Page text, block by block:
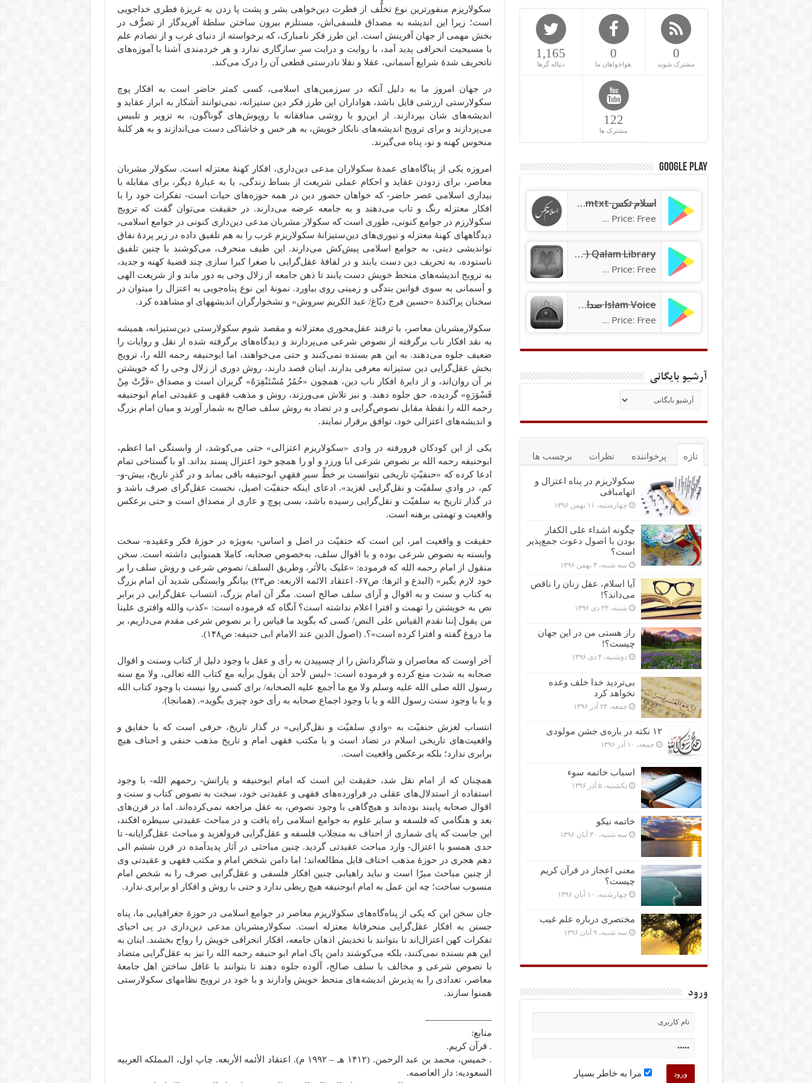
سکولاریزم منفورترین نوع تخلُّف از فطرت دین‌خواهی بشر و پشت پا زدن به غریزۀ فطری خداجویی
است؛ زیرا این اندیشه به مصداق فلسفی‌اش، مستلزم بیرون ساختن سلطۀ آفریدگار از تصرُّف در
بخش مهمی از جهان آفرینش است. این طرز فکر نامبارک، که برخواسته از دنیای غرب و از تصادم علم
با مسیحیت انحرافی پدید آمد، با روایت و درایت سرِ سازگاری ندارد و هر خردمندی آشنا با آموزه‌های
ناتحریف شدۀ شرایع آسمانی، عقلا و نقلا نادرستی قطعی آن را درک می‌کند.
در جهان امروز ما به دلیل آنکه در سرزمین‌های اسلامی، کسی کمتر حاضر است به افکار پوچ
سکولارستی ارزشی قایل باشد، هواداران این طرز فکر دین ستیزانه، نمی‌توانند آشکار به ابراز عقاید و
اندیشه‌های شان بپردازند. از این‌رو با روشی منافقانه با روپوش‌های گوناگون، به تزویر و تلبیس
می‌پردازند و برای ترویج اندیشه‌های نابکار خویش، به هر خس و خاشاکی دست می‌اندازند و به هر کلبۀ
منحوس کهنه و نو، پناه می‌گیرند.
امروزه یکی از پناگاه‌های عمدۀ سکولاران مدعی دین‌داری، افکار کهنۀ معتزله است. سکولار مشربان
معاصر، برای زدودن عقاید و احکام عملی شریعت از بساط زندگی، یا به عبارۀ دیگر، برای مقابله با
بیداری اسلامی عصر حاضر- که خواهان حضور دین در همه حوزه‌های حیات است- تفکرات خود را با
افکار معتزله رنگ و تاب می‌دهند و به جامعه عرضه می‌دارند. در حقیقت می‌توان گفت که ترویج
سکولارزم در جوامع کنونی، طوری است که سکولار مشربان مدعی دین‌داری کنونی در جوامع اسلامی،
دیدگاه‎های کهنۀ معتزله و تیوری‌های دین‌ستیزانۀ سکولاریزم غرب را به هم تلفیق داده در زیر پردۀ نفاق
نواندیشی دینی، به جوامع اسلامی پیش‌کش می‌دارند. این طیف منحرف، می‌کوشند با چنین تلفیق
ناستوده، به تحریف دین دست یابند و در لفافۀ عقل‌گرایی با صغرا کبرا سازی چند قضیۀ کهنه و جدید،
به ترویج اندیشه‌های منحط خویش دست یابند تا ذهن جامعه از زلال وحی به دور ماند و از شریعت الهی
و آسمانی به سوی قوانین بندگی و زمینی روی بیاورد. نمونۀ این نوع پناه‌جویی به اعتزال را می‎توان در
سخنان پراکندۀ «حسین فرج دبّاغ/ عبد الکریم سروش» و نشخوارگران اندیشه‎های او مشاهده کرد.
سکولارمشربان معاصر، با ترفند عقل‌محوری معتزلانه و مقصد شوم سکولارستی دین‌ستیزانه، همیشه
به نقد افکار ناب برگرفته از نصوص شرعی می‌پردازند و دیدگاه‌های برگرفته شده از نقل و روایات را
ضعیف جلوه ‌می‌دهند. به این هم بسنده نمی‌کنند و حتی می‌خواهند، اما ابوحنیفه رحمه الله را، ترویج
بخش عقل‌گرایی دین ستیزانه معرفی بدارند. اینان قصد دارند، روش دوری از زلال وحی را که خویشتن
بر آن روان‌اند، و از دایرۀ افکار ناب دین، همچون «حُمُرٌ مُسْتَنْفِرَهٌ» گریزان است و مصداق «فَرَّتْ مِنْ
قَسْوَرَهٍ» گردیده، حق جلوه دهند. و نیز تلاش می‌ورزند، روش و مذهب فقهی و عقیدتی امام ابوحنیفه
رحمه الله را نقطۀ مقابل نصوص‌گرایی و در تضاد به روش سلف صالح به شمار آورند و میان امام بزرگ
و اندیشه‌های اعتزالی خود، توافق برقرار نمایند.
یکی از این کودکان فرورفته در وادی «سکولاریزم اعتزالی» حتی می‌کوشد، از وابستگی اما اعظم،
ابوحنیفه رحمه الله بر نصوص شرعی ابا ورزد و او را همچو خود اعتزال پسند بداند. او با گستاخی تمام
ادعا کرده که «حنفیّتِ تاریخی نتوانست بر خطِّ سیرِ فقهیِ ابوحنیفه باقی بماند و در گذرِ تاریخ، بیش-و-
کم، در وادیِ سلفیّت و نقل‌گرایی لغزید». ادعای اینکه حنفیّت اصیل، نخست عقل‌گرای صرف باشد و
در گذار تاریخ به سلفیّت و نقل‌گرایی رسیده باشد، بسی پوچ و عاری از مصداق است و حتی برعکس
واقعیت و تهمتی برهنه است.
حقیقت و واقعیت امر، این است که حنفیّت در اصل و اساس- به‌ویژه در حوزۀ فکر وعقیده- سخت
وابسته به نصوص شرعی بوده و با اقوال سلف، به‌خصوص صحابه، کاملا همنوایی داشته است. سخن
منقول از امام رحمه الله که فرموده: «علیک بالأثر، وطریق السلف/ نصوص شرعی و روش سلف را بر
خود لازم بگیر» (البدع و اثرها: ص۶۷- اعتقاد الائمه الاربعه: ص۲۳) بیانگر وابستگی شدید آن امام بزرگ
به کتاب و سنت و به اقوال و آرای سلف صالح است. مگر آن امام بزرگ، انتساب عقل‌گرایی در برابر
نص به خویشتن را تهمت و افترا اعلام نداشته است؟ آنگاه که فرموده است: «کذب والله وافترى علینا
من یقول إننا نقدم القیاس على النص/ کسی که بگوید ما قیاس را بر نصوص شرعی مقدم می‌داریم، بر
ما دروغ گفته و افترا کرده است»؟. (اصول الدین عند الامام ابی حنیفه: ص۱۴۸).
آخر اوست که معاصران و شاگردانش را از چسپیدن به رأی و عقل با وجود دلیل از کتاب وسنت و اقوال
صحابه به شدت منع کرده و فرموده است: «لیس لأحد أن یقول برأیه مع کتاب الله تعالى، ولا مع سنه
رسول الله صلى الله علیه وسلم ولا مع ما أجمع علیه الصحابه/ برای کسی روا نیست با وجود کتاب الله
و یا با وجود سنت رسول الله و یا با وجود اجماع صحابه به رأی خود چیزی بگوید». (همانجا).
انتساب لغزش حنفیّت به «وادیِ سلفیّت و نقل‌گرایی» در گذار تاریخ، حرفی است که با حقایق و
واقعیت‌های تاریخی اسلام در تضاد است و با مکتب فقهی امام و تاریخ مذهب حنفی و احناف هیچ
برابری ندارد؛ بلکه برعکس واقعیت است.
همچنان که از امام نقل شد، حقیقت این است که امام ابوحنیفه و یارانش- رحمهم الله- با وجود
استفاده از استدلال‌های عقلی در فراورده‌های فقهی و عقیدتی خود، سخت به نصوص کتاب و سنت و
اقوال صحابه پایبند بوده‌اند و هیچ‌گاهی با وجود نصوص، به عقل مراجعه نمی‌کرده‌اند. اما در قرن‌های
بعد و هنگامی که فلسفه و سایر علوم به جوامع اسلامی راه یافت و در مباحث عقیدتی سیطره افکند،
این جاست که پای شماری از احناف به منجلاب فلسفه و عقل‌گرایی فرولغزید و مباحث عقل‌گرایانه- تا
حدی همسو با اعتزال- وارد مباحث عقیدتی گردید. چنین مباحثی در آثار پدیدآمده در قرن ششم الی
دهم هجری در حوزۀ مذهب احناف قابل مطالعه‌اند؛ اما دامن شخص امام و مکتب فقهی و عقیدتی وی
از چنین مباحث مبرّا است و نباید راهیابی چنین افکار فلسفی و عقل‌گرایی صرف را به شخص امام
منسوب ساخت؛ چه این عمل به امام ابوحنیفه هیچ ربطی ندارد و حتی با روش و افکار او برابری ندارد.
جان سخن این که یکی از پناه‌گاه‌های سکولاریزم معاصر در جوامع اسلامی در حوزۀ جغرافیایی ما، پناه
جستن به افکار عقل‌گرایی منحرفانۀ معتزله است. سکولارمشربان مدعی دین‌داری در پی احیای
تفکرات کهن اعتزال‌اند تا بتوانند با تخدیش اذهان جامعه، افکار انحرافی خویش را رواج بخشند. اینان به
این هم بسنده نمی‌کنند، بلکه می‌کوشند دامن پاک امام ابو حنیفه رحمه الله را نیز به عقل‌گرایی متضاد
با نصوص شرعی و مخالف با سلف صالح، آلوده جلوه دهند تا بتوانند با غافل ساختن اهل جامعۀ
معاصر، تعدادی را به پذیرش اندیشه‌های منحط خویش وادارند و با خود در ترویج نظامهای سکولارستی
همنوا سازند.
———————-
منابع:
. قرآن کریم.
. خمیس، محمد بن عبد الرحمن. (۱۴۱۲ هـ – ۱۹۹۲ م). اعتقاد الأئمه الأربعه. چاپ اول، المملکه العربیه
السعودیه: دار العاصمه.
0
مشترک شوید
0
هواخواهان ما
1,165
دنباله گرها
122
مشترک ها
Google Play
اسلام تکس islamtxt
Price: Free
Qalam Library ( کتابخانه قلم )
Price: Free
Islam Voice صدای اسلام
Price: Free
آرشیو بایگانی
تازه پرخواننده نظرات برچسب ها
سکولاریزم در پناه اعتزال و
اتهام‎بافی
چهارشنبه، ۱۱ بهمن ۱۳۹۶
چگونه اشداء علی الکفار
بودن با اصول دعوت جمع‌پذیر
است؟
سه شنبه، ۳ بهمن ۱۳۹۶
آیا اسلام، عقل زنان را ناقص
می‌داند؟!
شنبه، ۲۳ دی ۱۳۹۶
راز هستی من در این جهان
چیست؟!
دوشنبه، ۴ دی ۱۳۹۶
بی‌تردید خدا خلف وعده
نخواهد کرد
جمعه، ۲۴ آذر ۱۳۹۶
۱۲ نکته در باره‌ی جشن مولودی
جمعه، ۱۰ آذر ۱۳۹۶
اسباب خاتمه سوء
یکشنبه، ۵ آذر ۱۳۹۶
خاتمه نیکو
سه شنبه، ۳۰ آبان ۱۳۹۶
معنی اعجاز در قرآن کریم
چیست؟
چهارشنبه، ۱۰ آبان ۱۳۹۶
مختصرى درباره علم غیب
سه شنبه، ۹ آبان ۱۳۹۶
ورود
مرا به خاطر بسپار